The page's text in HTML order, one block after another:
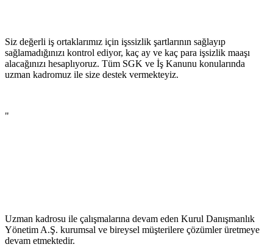
Siz değerli iş ortaklarımız için işssizlik şartlarının sağlayıp
sağlamadığınızı kontrol ediyor, kaç ay ve kaç para işsizlik maaşı
alacağınızı hesaplıyoruz. Tüm SGK ve İş Kanunu konularında
uzman kadromuz ile size destek vermekteyiz.
"
Uzman kadrosu ile çalışmalarına devam eden Kurul Danışmanlık
Yönetim A.Ş. kurumsal ve bireysel müşterilere çözümler üretmeye
devam etmektedir.